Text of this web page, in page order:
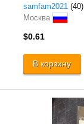
samfam2021 (40)
Москва
$0.61
В корзину